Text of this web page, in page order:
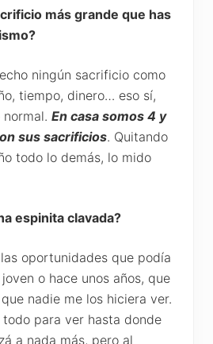
más grande que has
ningún sacrificio como
tiempo, dinero… eso sí,
En casa somos 4 y
sus sacrificios. Quitando
todo lo demás, lo mido
espinita clavada?
oportunidades que podía
o hace unos años, que
nadie me los hiciera ver.
para ver hasta donde
a nada más, pero al